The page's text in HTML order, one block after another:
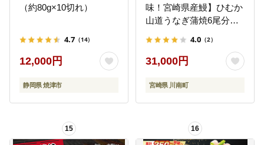
（約80g×10切れ）
4.7 （14）
12,000円
静岡県 焼津市
味！宮崎県産鰻】ひむか
山道うなぎ蒲焼6尾分
ぎ ウナギ 鰻 】 [B08413]
4.0 （2）
31,000円
宮崎県 川南町
15 16